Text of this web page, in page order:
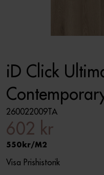
iD Click
260022009TA
602 kr
550 M2
Visa Prishistorik